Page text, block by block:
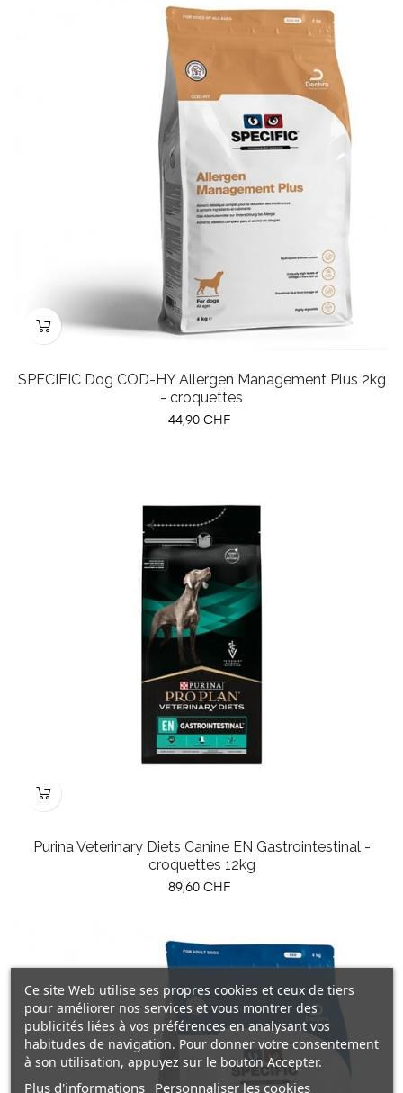
SPECIFIC Dog COD-HY Allergen Management Plus 2kg
- croquettes
Prix
44,90 CHF
Purina Veterinary Diets Canine EN Gastrointestinal -
croquettes 12kg
Prix
89,60 CHF
Ce site Web utilise ses propres cookies et ceux de tiers
pour améliorer nos services et vous montrer des
publicités liées à vos préférences en analysant vos
habitudes de navigation. Pour donner votre consentement
à son utilisation, appuyez sur le bouton Accepter.
Plus d'informations Personnaliser les cookies